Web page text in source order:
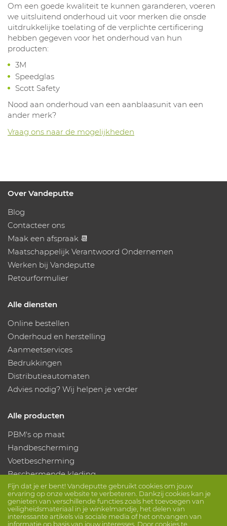
Om een goede kwaliteit te kunnen garanderen, voeren
we uitsluitend onderhoud uit voor merken die onsde
uitdrukkelijke toelating of de verplichte certificering
hebben gegeven voor het onderhoud van hun
producten:
3M
Speedglas
Scott Safety
Nood aan onderhoud van een aanblaasunit van een
ander merk?
Vraag ons naar de mogelijkheden
Fijn dat je er bent! Vandeputte gebruikt cookies om jouw
ervaring op onze website te verbeteren. Dankzij cookies kan je
genieten van verschillende functies zoals het toevoegen van
veiligheidsmateriaal in je winkelmandje, het delen van
interessante artikels via sociale media of het ontvangen van
informatie op basis van jouw interesses. Door cookies te
Over Vandeputte
Blog
Contacteer ons
Maak een afspraak 📆
Maatschappelijk Verantwoord Ondernemen
Werken bij Vandeputte
Retourformulier
Alle diensten
Online bestellen
Onderhoud en herstelling
Aanmeetservices
Bedrukkingen
Distributieautomaten
Advies nodig? Wij helpen je verder
Alle producten
PBM's op maat
Handbescherming
Voetbescherming
Beschermende kleding
Volg ons